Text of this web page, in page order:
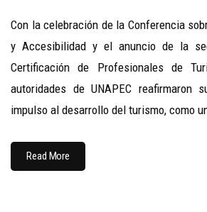
Con la celebración de la Conferencia
y Accesibilidad y el anuncio de la
Certificación de Profesionales de
autoridades de UNAPEC reafirmaron
impulso al desarrollo del turismo, como
Read More